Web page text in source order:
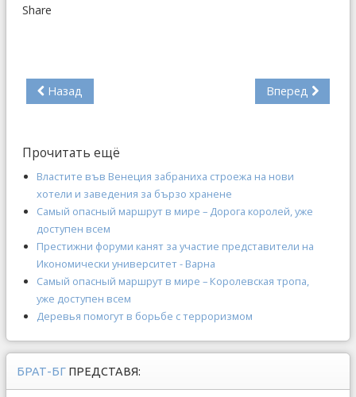
Share
Назад Вперед
Прочитать ещё
Властите във Венеция забраниха строежа на нови
хотели и заведения за бързо хранене
Самый опасный маршрут в мире – Дорога королей, уже
доступен всем
Престижни форуми канят за участие представители на
Икономически университет - Варна
Самый опасный маршрут в мире – Королевская тропа,
уже доступен всем
Деревья помогут в борьбе с терроризмом
БРАТ-БГ ПРЕДСТАВЯ: